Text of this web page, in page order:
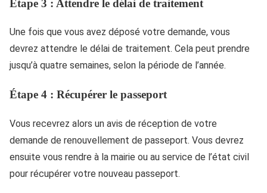
Étape 3 : Attendre le délai de traitement
Une fois que vous avez déposé votre demande, vous
devrez attendre le délai de traitement. Cela peut prendre
jusqu’à quatre semaines, selon la période de l’année.
Étape 4 : Récupérer le passeport
Vous recevrez alors un avis de réception de votre
demande de renouvellement de passeport. Vous devrez
ensuite vous rendre à la mairie ou au service de l’état civil
pour récupérer votre nouveau passeport.